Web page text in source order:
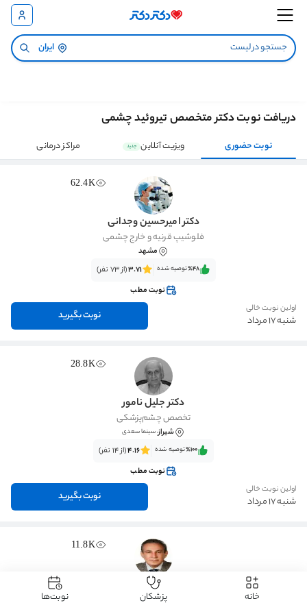
ایران
دریافت نوبت دکتر متخصص تیروئید چشمی
نوبت حضوری ویزیت آنلاین جدید مراکز درمانی
62.4K
دکتر امیرحسین وجدانی
فلوشیپ قرنیه و خارج چشمی
مشهد
٪48‌‌‌توصیه شده 3.71(از 73 نفر)
نوبت مطب
اولین نوبت خالی
شنبه 17 مرداد نوبت بگیرید
28.8K
دکتر جلیل نامور
تخصص چشم‌پزشکی
شیراز، سینما سعدی
٪100‌‌‌توصیه شده 4.16(از 14 نفر)
نوبت مطب
اولین نوبت خالی
شنبه 17 مرداد نوبت بگیرید
11.8K
دکتر پرویز زرین بخش
تخصص چشم‌پزشکی خانه پزشکان نوبت‌ها